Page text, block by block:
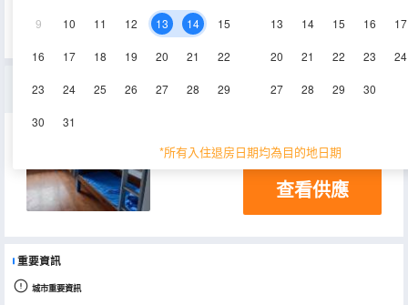
9 10 11 12 13 14 15
16 17 18 19 20 21 22
23 24 25 26 27 28 29
30 31
13 14 15 16 17
20 21 22 23 24
27 28 29 30
*所有入住退房日期均為目的地日期
舒適男生八人間（床位）
12㎡ 9-10層 空調
查看供應
重要資訊
城市重要資訊